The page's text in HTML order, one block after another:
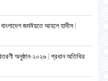
জমঈয়তে আহলে হাদীস |
অনুষ্ঠান-২০২৬ | প্রধান অতিথির